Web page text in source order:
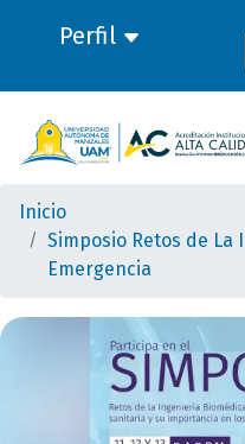
Perfil
Inicio
Simposio Retos de La
Emergencia